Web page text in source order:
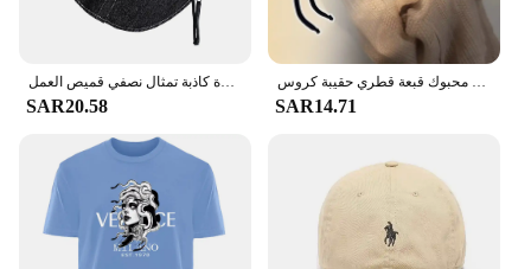
SAR20.58 SAR14.71